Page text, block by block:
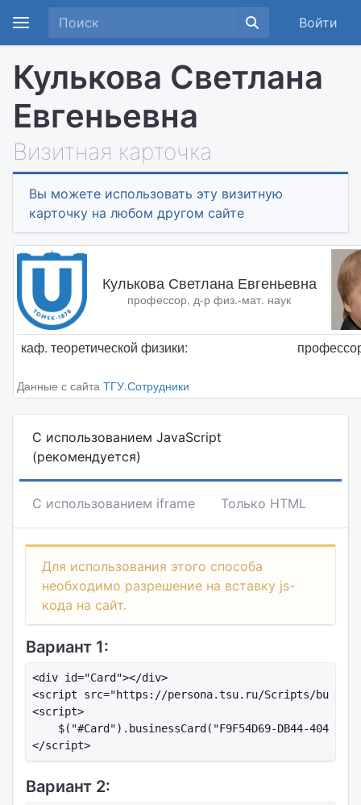
Войти
Кулькова Светлана
Евгеньевна
Визитная карточка
Вы можете использовать эту визитную
карточку на любом другом сайте
Кулькова Светлана Евгеньевна
профессор, д-р физ.-мат. наук
каф. теоретической физики:
Данные с сайта ТГУ.Сотрудники
С использованием JavaScript
(рекомендуется)
С использованием iframe Только HTML
Для использования этого способа
необходимо разрешение на вставку js-
кода на сайт.
Вариант 1:
<div id="Card"></div>
<script src="https://persona.tsu.ru/Scripts/
<script>
$("#Card").businessCard("F9F54D69-DB44-404B-
Вариант 2: